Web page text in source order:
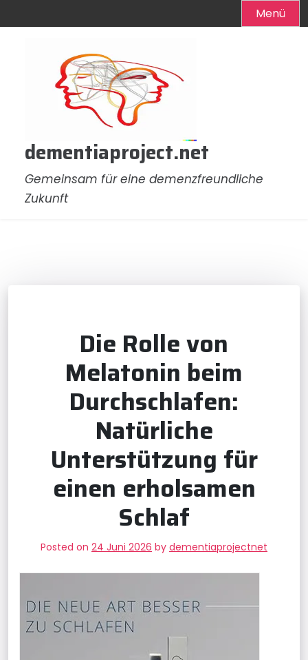
Menü
dementiaproject.net
Gemeinsam für eine demenzfreundliche
Zukunft
Die Rolle von
Melatonin beim
Durchschlafen:
Natürliche
Unterstützung für
einen erholsamen
Schlaf
Posted on 24 Juni 2026 by dementiaprojectnet